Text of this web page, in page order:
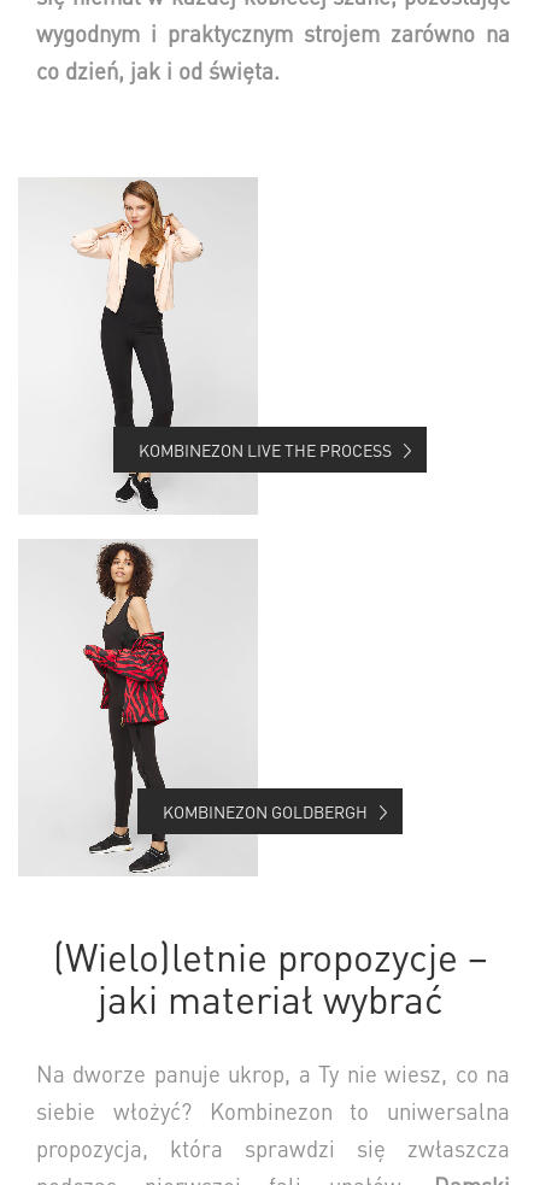
wygodnym i praktycznym strojem zarówno na
co dzień, jak i od święta.
KOMBINEZON LIVE THE PROCESS
KOMBINEZON GOLDBERGH
(Wielo)letnie propozycje –
jaki materiał wybrać
Na dworze panuje ukrop, a Ty nie wiesz, co na
siebie włożyć? Kombinezon to uniwersalna
propozycja, która sprawdzi się zwłaszcza